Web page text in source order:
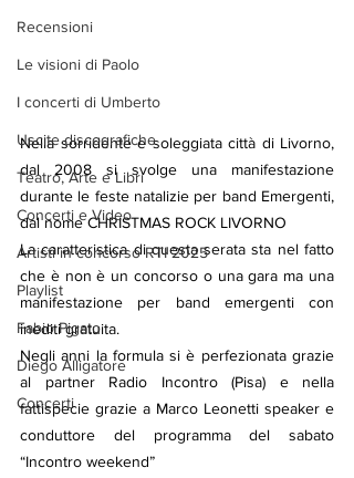
Recensioni
Le visioni di Paolo
I concerti di Umberto
Uscite discografiche
Teatro, Arte e Libri
Concerti e Video
Artisti in concorso RTI 2025
Playlist
Fabio Pigato
Diego Alligatore
Concerti
Nella sorridente e soleggiata città di Livorno,
dal 2008 si svolge una manifestazione
durante le feste natalizie per band Emergenti,
dal nome CHRISTMAS ROCK LIVORNO
La caratteristica di questa serata sta nel fatto
che è non è un concorso o una gara ma una
manifestazione per band emergenti con
inediti gratuita.
Negli anni la formula si è perfezionata grazie
al partner Radio Incontro (Pisa) e nella
fattispecie grazie a Marco Leonetti speaker e
conduttore del programma del sabato
“Incontro weekend”